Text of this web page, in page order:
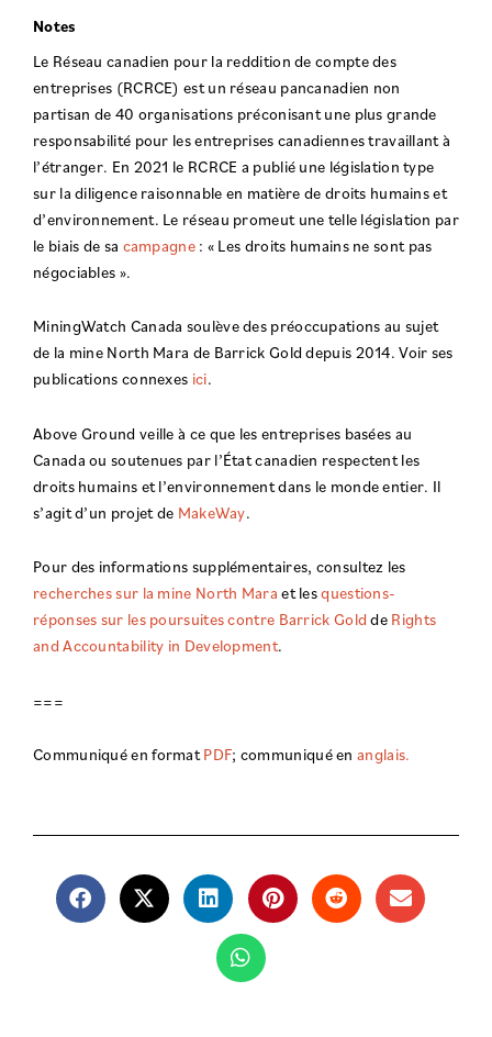
Notes
Le Réseau canadien pour la reddition de compte des
entreprises (RCRCE) est un réseau pancanadien non
partisan de 40 organisations préconisant une plus grande
responsabilité pour les entreprises canadiennes travaillant à
l’étranger. En 2021 le RCRCE a publié une législation type
sur la diligence raisonnable en matière de droits humains et
d’environnement. Le réseau promeut une telle législation par
le biais de sa campagne: « Les droits humains ne sont pas
négociables ».
MiningWatch Canada soulève des préoccupations au sujet
de la mine North Mara de Barrick Gold depuis 2014. Voir ses
publications connexes ici.
Above Ground veille à ce que les entreprises basées au
Canada ou soutenues par l’État canadien respectent les
droits humains et l’environnement dans le monde entier. Il
s’agit d’un projet de MakeWay.
Pour des informations supplémentaires, consultez les
recherches sur la mine North Mara et lesquestions-
réponses sur les poursuites contre Barrick Gold de Rights
and Accountability in Development.
===
Communiqué en formatPDF; communiqué enanglais.